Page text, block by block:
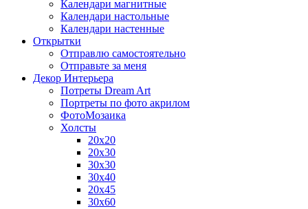
Календари магнитные
Календари настольные
Календари настенные
Открытки
Отправлю самостоятельно
Отправьте за меня
Декор Интерьера
Потреты Dream Art
Портреты по фото акрилом
ФотоМозаика
Холсты
20х20
20х30
30х30
30х40
20х45
30х60